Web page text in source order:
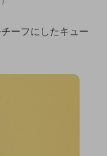
ーフにしたキュー